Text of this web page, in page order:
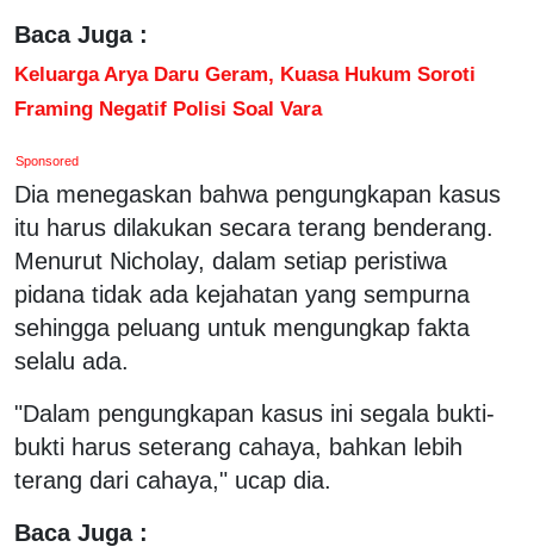
Baca Juga :
Keluarga Arya Daru Geram, Kuasa Hukum Soroti
Framing Negatif Polisi Soal Vara
Sponsored
Dia menegaskan bahwa pengungkapan kasus
itu harus dilakukan secara terang benderang.
Menurut Nicholay, dalam setiap peristiwa
pidana tidak ada kejahatan yang sempurna
sehingga peluang untuk mengungkap fakta
selalu ada.
"Dalam pengungkapan kasus ini segala bukti-
bukti harus seterang cahaya, bahkan lebih
terang dari cahaya," ucap dia.
Baca Juga :